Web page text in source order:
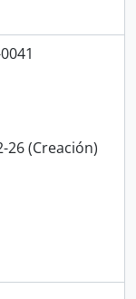
matrimoniales y documentos diversos
y otros documentos impresos
de San José y documentos diversos
Diócesis de San José y documentos diversos
de órdenes sacerdotales
diversos
y documentos diversos
diocesana y documentos diversos
Parroquia de Cartago
Francisco en San Bartolomé de Barva
de San Francisco de Cartago
26 (Creación)